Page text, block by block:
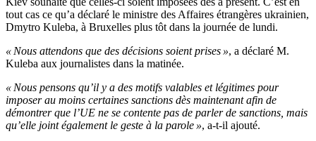
tout cas ce qu’a déclaré le ministre des Affaires étrangères ukrainien,
Dmytro Kuleba, à Bruxelles plus tôt dans la journée de lundi.
« Nous attendons que des décisions soient prises », a déclaré M.
Kuleba aux journalistes dans la matinée.
« Nous pensons qu’il y a des motifs valables et légitimes pour
imposer au moins certaines sanctions dès maintenant afin de
démontrer que l’UE ne se contente pas de parler de sanctions, mais
qu’elle joint également le geste à la parole », a-t-il ajouté.